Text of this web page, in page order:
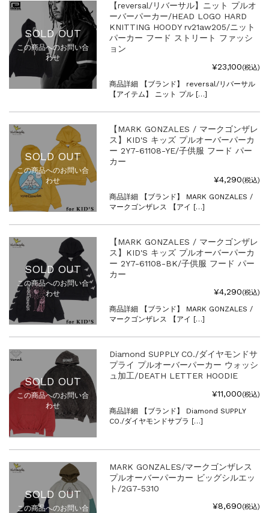
SOLD OUT
この商品へのお問い合
わせ
【reversal/リバーサル】ニット プルオ
ーバーパーカー/HEAD LOGO HARD
KNITTING HOODY rv21aw205/ニット
パーカー フード ストリート ファッシ
ョン
¥23,100(税込)
商品詳細 【ブランド】 reversal/リバーサル
【アイテム】 ニット プル […]
SOLD OUT
この商品へのお問い合
わせ
【MARK GONZALES / マークゴンザレ
ス】KID'S キッズ プルオーバーパーカ
ー 2Y7-61108-YE/子供服 フード パー
カー
¥4,290(税込)
商品詳細 【ブランド】 MARK GONZALES /
マークゴンザレス 【アイ […]
SOLD OUT
この商品へのお問い合
わせ
【MARK GONZALES / マークゴンザレ
ス】KID'S キッズ プルオーバーパーカ
ー 2Y7-61108-BK/子供服 フード パー
カー
¥4,290(税込)
商品詳細 【ブランド】 MARK GONZALES /
マークゴンザレス 【アイ […]
SOLD OUT
この商品へのお問い合
わせ
Diamond SUPPLY CO./ダイヤモンドサ
プライ プルオーバーパーカー ウォッシ
ュ加工/DEATH LETTER HOODIE
¥11,000(税込)
商品詳細 【ブランド】 Diamond SUPPLY
CO./ダイヤモンドサプラ […]
SOLD OUT
この商品へのお問い合
MARK GONZALES/マークゴンザレス
プルオーバーパーカー ビッグシルエッ
ト/2G7-5310
¥8,690(税込)